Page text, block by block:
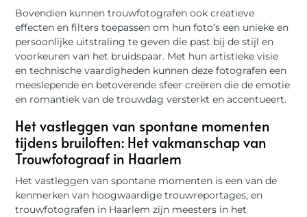
Bovendien kunnen trouwfotografen ook creatieve
effecten en filters toepassen om hun foto’s een unieke en
persoonlijke uitstraling te geven die past bij de stijl en
voorkeuren van het bruidspaar. Met hun artistieke visie
en technische vaardigheden kunnen deze fotografen een
meeslepende en betoverende sfeer creëren die de emotie
en romantiek van de trouwdag versterkt en accentueert.
Het vastleggen van spontane momenten
tijdens bruiloften: Het vakmanschap van
Trouwfotograaf in Haarlem
Het vastleggen van spontane momenten is een van de
kenmerken van hoogwaardige trouwreportages, en
trouwfotografen in Haarlem zijn meesters in het